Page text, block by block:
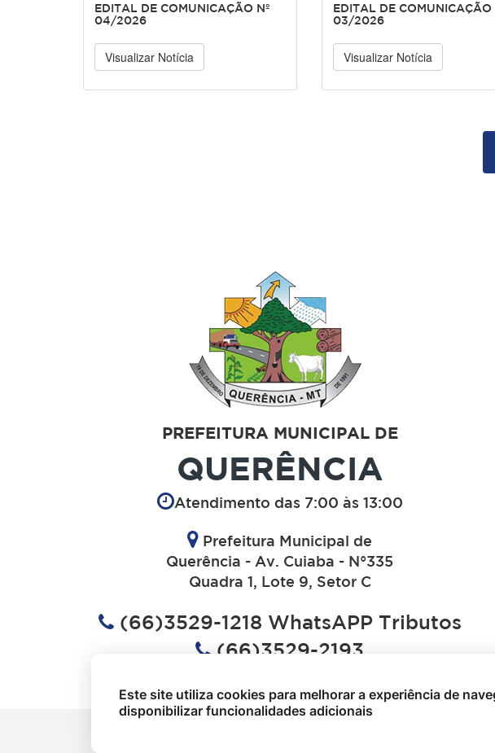
EDITAL DE COMUNICAÇÃO Nº
04/2026
Visualizar Notícia
EDITAL DE COMUNICAÇÃO
03/2026
Visualizar Notícia
PREFEITURA MUNICIPAL DE
QUERÊNCIA
Atendimento das 7:00 às 13:00
Prefeitura Municipal de
Querência - Av. Cuiaba - N°335
Quadra 1, Lote 9, Setor C
(66)3529-1218 WhatsAPP Tributos
(66)3529-2193
(66)3529-1182
Este site utiliza cookies para melhorar a experiência de
disponibilizar funcionalidades adicionais